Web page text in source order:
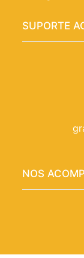
SUPORTE
NOS